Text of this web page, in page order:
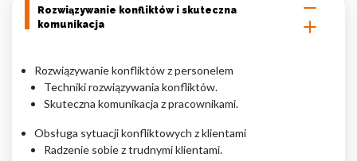
Rozwiązywanie konfliktów i skuteczna
komunikacja
Rozwiązywanie konfliktów z personelem
Techniki rozwiązywania konfliktów.
Skuteczna komunikacja z pracownikami.
Obsługa sytuacji konfliktowych z klientami
Radzenie sobie z trudnymi klientami.